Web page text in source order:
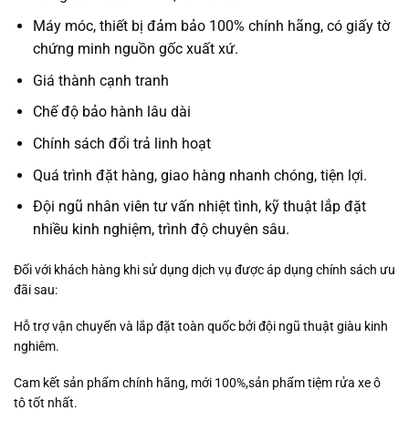
Máy móc, thiết bị đảm bảo 100% chính hãng, có giấy tờ
chứng minh nguồn gốc xuất xứ.
Giá thành cạnh tranh
Chế độ bảo hành lâu dài
Chính sách đổi trả linh hoạt
Quá trình đặt hàng, giao hàng nhanh chóng, tiện lợi.
Đội ngũ nhân viên tư vấn nhiệt tình, kỹ thuật lắp đặt
nhiều kinh nghiệm, trình độ chuyên sâu.
Đối với khách hàng khi sử dụng dịch vụ được áp dụng chính sách ưu
đãi sau:
Hỗ trợ vận chuyển và lắp đặt toàn quốc bởi đội ngũ thuật giàu kinh
nghiêm.
Cam kết sản phẩm chính hãng, mới 100%,sản phẩm tiệm rửa xe ô
tô tốt nhất.